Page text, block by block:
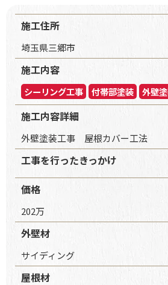
施工住所
埼玉県三郷市
施工内容
シーリング工事 付帯部塗装 外壁
施工内容詳細
外壁塗装工事 屋根カバー工法
工事を行ったきっかけ
価格
202万
外壁材
サイディング
屋根材